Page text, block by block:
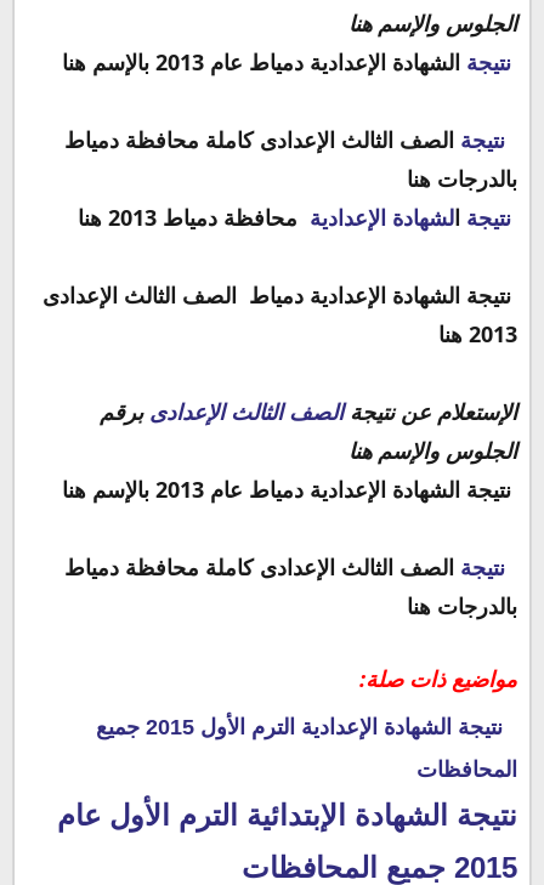
الجلوس والإسم هنا
نتيجة الشهادة الإعدادية دمياط عام 2013 بالإسم هنا
نتيجة الصف الثالث الإعدادى كاملة محافظة دمياط
بالدرجات هنا
نتيجة الشهادة الإعدادية محافظة دمياط 2013 هنا
نتيجة الشهادة الإعدادية دمياط الصف الثالث الإعدادى
2013 هنا
الإستعلام عن نتيجةالصف الثالث الإعدادى برقم
الجلوس والإسم هنا
نتيجة الشهادة الإعدادية دمياط عام 2013 بالإسم هنا
نتيجة الصف الثالث الإعدادى كاملة محافظة دمياط
بالدرجات هنا
مواضيع ذات صلة:
نتيجة الشهادة الإعدادية الترم الأول 2015 جميع
المحافظات
نتيجة الشهادة الإبتدائية الترم الأول عام
2015 جميع المحافظات